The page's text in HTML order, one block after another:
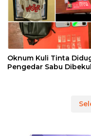
Oknum Kuli Tinta
Pengedar Sabu